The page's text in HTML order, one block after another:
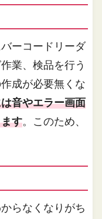
ーコードリーダ
業、検品を行う
成が必要無くな
音やエラー画面
す。このため、
らなくなりがち